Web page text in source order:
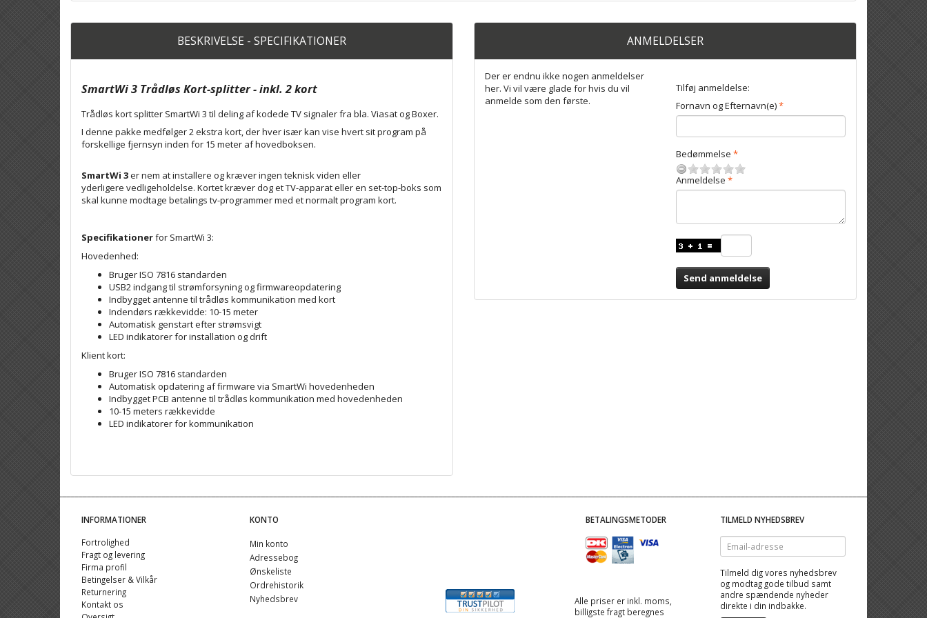
BESKRIVELSE - SPECIFIKATIONER
SmartWi 3 Trådløs Kort-splitter - inkl. 2 kort
Trådløs kort splitter SmartWi 3 til deling af kodede TV signaler fra bla. Viasat og Boxer.
I denne pakke medfølger 2 ekstra kort, der hver især kan vise hvert sit program på
forskellige fjernsyn inden for 15 meter af hovedboksen.
SmartWi 3er nem at installere og kræver ingen teknisk viden eller
yderligere vedligeholdelse. Kortet kræver dog et TV-apparat eller en set-top-boks som
skal kunne modtage betalings tv-programmer med et normalt program kort.
Specifikationerfor SmartWi 3:
Hovedenhed:
Bruger ISO 7816 standarden
USB2 indgang til strømforsyning og firmwareopdatering
Indbygget antenne til trådløs kommunikation med kort
Indendørs rækkevidde: 10-15 meter
Automatisk genstart efter strømsvigt
LED indikatorer for installation og drift
Klient kort:
Bruger ISO 7816 standarden
Automatisk opdatering af firmware via SmartWi hovedenheden
Indbygget PCB antenne til trådløs kommunikation med hovedenheden
10-15 meters rækkevidde
LED indikatorer for kommunikation
ANMELDELSER
Der er endnu ikke nogen anmeldelser
her. Vi vil være glade for hvis du vil
anmelde som den første.
Tilføj anmeldelse:
Fornavn og Efternavn(e)
Bedømmelse
Anmeldelse
Send anmeldelse
INFORMATIONER
Fortrolighed
Fragt og levering
Firma profil
Betingelser & Vilkår
Returnering
Kontakt os
KONTO
Min konto
Adressebog
Ønskeliste
Ordrehistorik
Nyhedsbrev
BETALINGSMETODER
Alle priser er inkl. moms,
billigste fragt beregnes
TILMELD NYHEDSBREV
Email-
adresse
Tilmeld dig vores nyhedsbrev
og modtag gode tilbud samt
andre spændende nyheder
direkte i din indbakke.